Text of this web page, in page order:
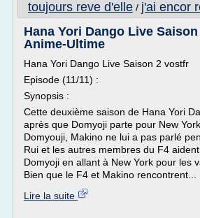
toujours reve d'elle / j'ai encor
Hana Yori Dango Live
Anime-Ultime
Hana Yori Dango Live Saison 2 vostfr
Episode (11/11) :
Synopsis :
Cette deuxième saison de Hana Yori
après que Domyoji parte pour New
Domyouji, Makino ne lui a pas parlé
Rui et les autres membres du F4
Domyoji en allant à New York pour les
Bien que le F4 et Makino rencontrent...
Lire la suite